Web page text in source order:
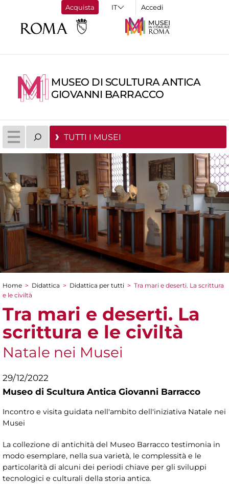
Acquista Accedi
MUSEO DI SCULTURA ANTICA
GIOVANNI BARRACCO
TUTTI I MUSEI
Tu sei qui
Home > Didattica > Didattica per tutti > Tra mari e deserti. La scrittura
e le civiltà
Tra mari e deserti. La
scrittura e le civiltà
Natale nei Musei
29/12/2022
Museo di Scultura Antica Giovanni Barracco
Incontro e visita guidata nell'ambito dell'iniziativa Natale nei
Musei
La collezione di antichità del Museo Barracco testimonia in
modo esemplare, nella sua varietà, le complessità e le
particolarità di alcuni dei periodi chiave per gli sviluppi
tecnologici e culturali della storia antica.